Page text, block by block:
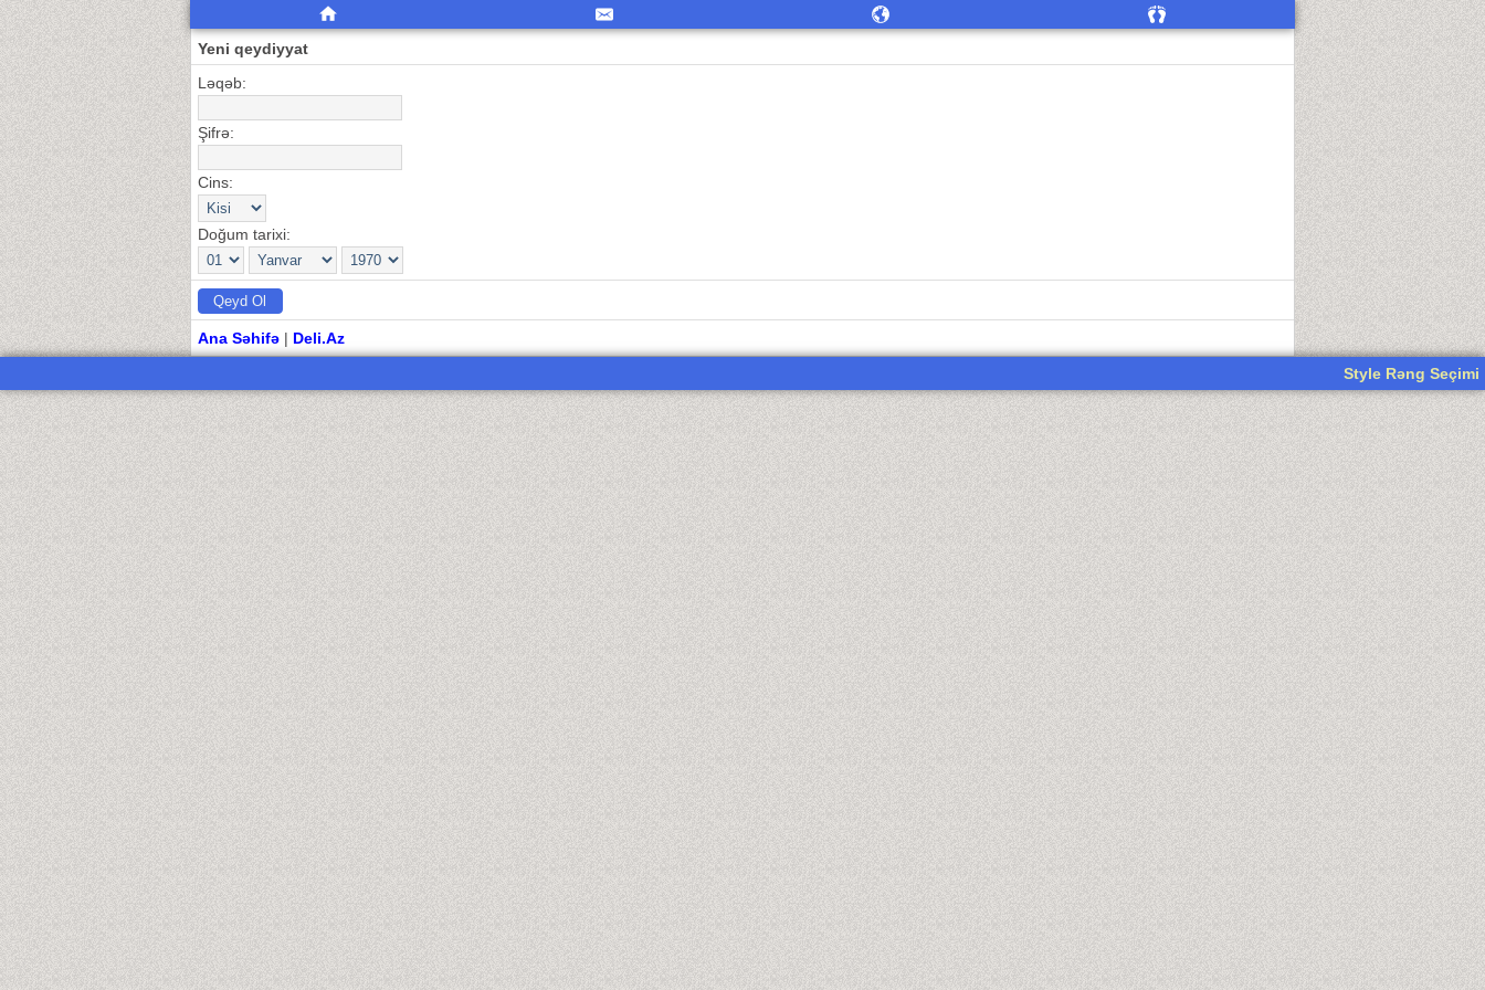
Yeni qeydiyyat
Ləqəb:
Şifrə:
Cins:
Doğum tarixi:
Ana Səhifə | Deli.Az
Style Rəng Seçimi